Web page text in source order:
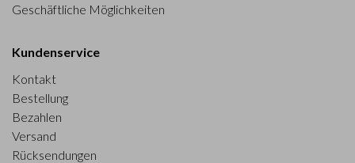
Geschäftliche Möglichkeiten
Kundenservice
Kontakt
Bestellung
Bezahlen
Versand
Rücksendungen